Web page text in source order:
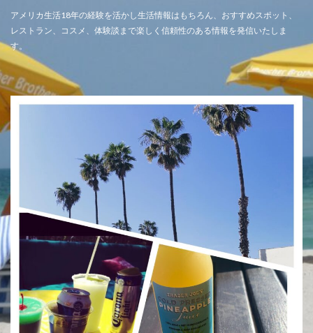
アメリカ生活18年の経験を活かし生活情報はもちろん、おすすめスポット、
レストラン、コスメ、体験談まで楽しく信頼性のある情報を発信いたしま
す。